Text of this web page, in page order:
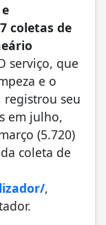
coletas de
serviço, que
e o
seu
em julho,
(5.720)
coleta de
,